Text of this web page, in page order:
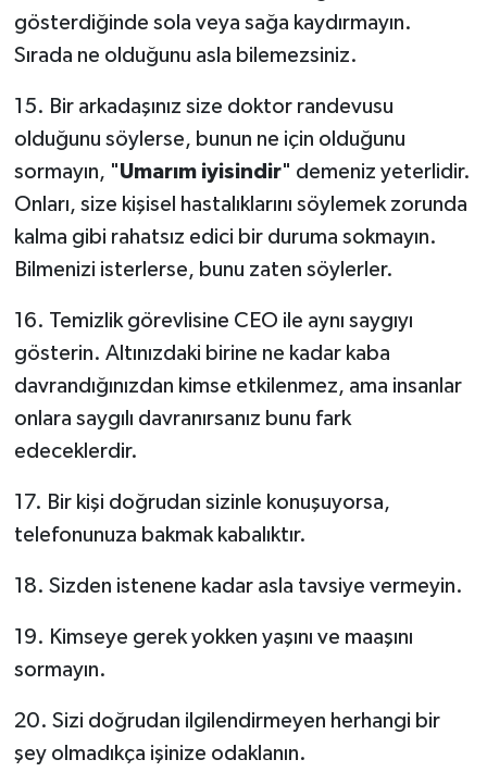
gösterdiğinde sola veya sağa kaydırmayın.
Sırada ne olduğunu asla bilemezsiniz.
15. Bir arkadaşınız size doktor randevusu
olduğunu söylerse, bunun ne için olduğunu
sormayın, "Umarım iyisindir" demeniz yeterlidir.
Onları, size kişisel hastalıklarını söylemek zorunda
kalma gibi rahatsız edici bir duruma sokmayın.
Bilmenizi isterlerse, bunu zaten söylerler.
16. Temizlik görevlisine CEO ile aynı saygıyı
gösterin. Altınızdaki birine ne kadar kaba
davrandığınızdan kimse etkilenmez, ama insanlar
onlara saygılı davranırsanız bunu fark
edeceklerdir.
17. Bir kişi doğrudan sizinle konuşuyorsa,
telefonunuza bakmak kabalıktır.
18. Sizden istenene kadar asla tavsiye vermeyin.
19. Kimseye gerek yokken yaşını ve maaşını
sormayın.
20. Sizi doğrudan ilgilendirmeyen herhangi bir
şey olmadıkça işinize odaklanın.